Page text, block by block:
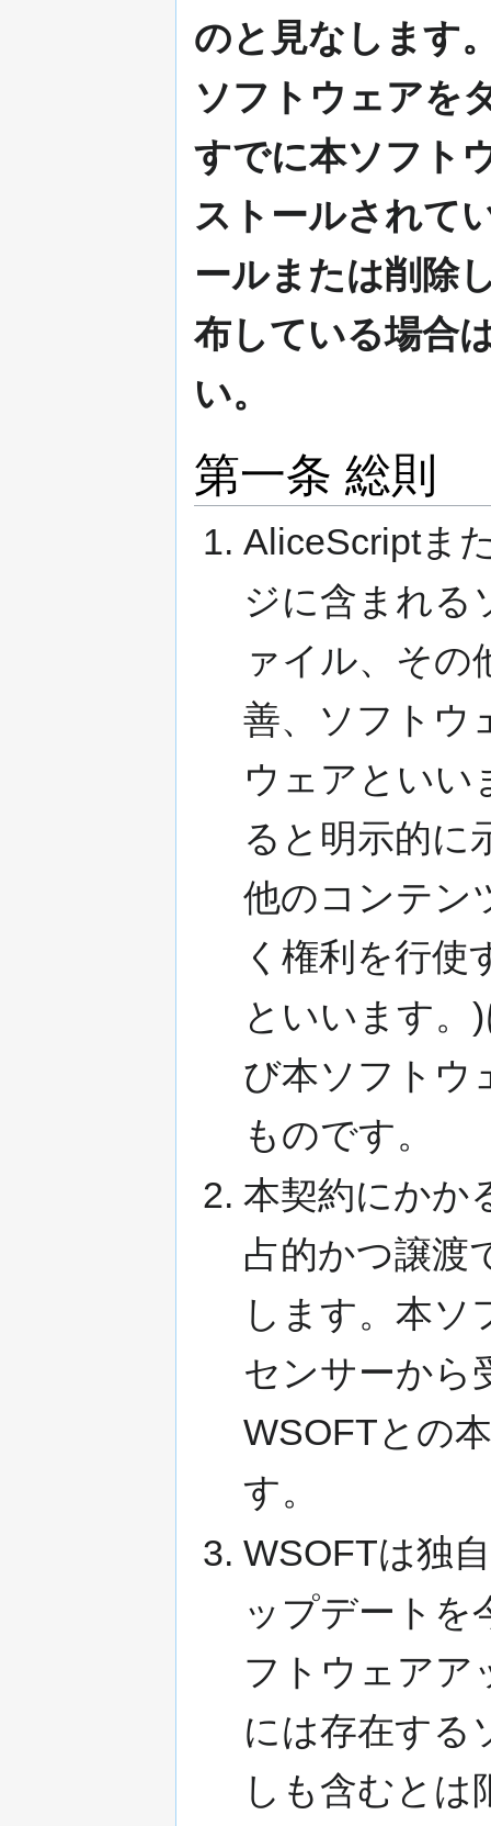
のと見なします
ソフトウェアを
すでに本ソフト
ストールされて
ールまたは削除
布している場合
い。
第一条 総則
AliceScriptま
ジに含まれる
ァイル、その
善、ソフトウ
ウェアといい
ると明示的に
他のコンテン
く権利を行使
といいます。
び本ソフトウ
ものです。
本契約にかか
占的かつ譲渡
します。本ソ
センサーから
WSOFTとの
す。
WSOFTは独
ップデートを
フトウェアア
には存在する
しも含むとは